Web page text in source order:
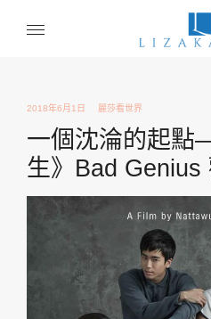
2018年6月1日 麗莎看世界
一個沈淪的起點
生》Bad Genius